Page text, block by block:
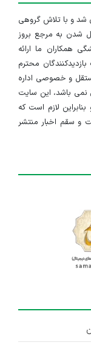
تاریخ ۱۳۹۱/۱/۱۰ راه اندازی شد و با تلاش گروهی
شدن به مرجع بروز
همکاران ما ارائه
محترم
و خصوصی اداره
نمی باشد، این سایت
لازم است که
و سقم اخبار منتشر